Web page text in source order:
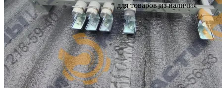
* для товаров из наличия